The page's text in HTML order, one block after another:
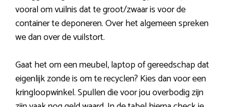
vooral om vuilnis dat te groot/zwaar is voor de
container te deponeren. Over het algemeen spreken
we dan over de vuilstort.
Gaat het om een meubel, laptop of gereedschap dat
eigenlijk zonde is om te recyclen? Kies dan voor een
kringloopwinkel. Spullen die voor jou overbodig zijn